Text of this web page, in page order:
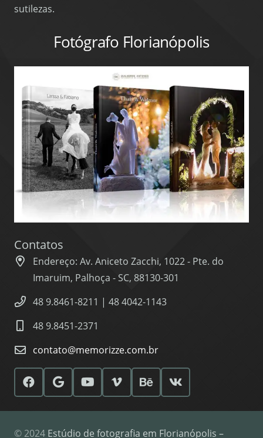
sutilezas.
Fotógrafo Florianópolis
Contatos
Endereço: Av. Aniceto Zacchi, 1022 - Pte. do
Imaruim, Palhoça - SC, 88130-301
48 9.8461-8211 | 48 4042-1143
48 9.8451-2371
contato@memorizze.com.br
© 2024 Estúdio de fotografia em Florianópolis –